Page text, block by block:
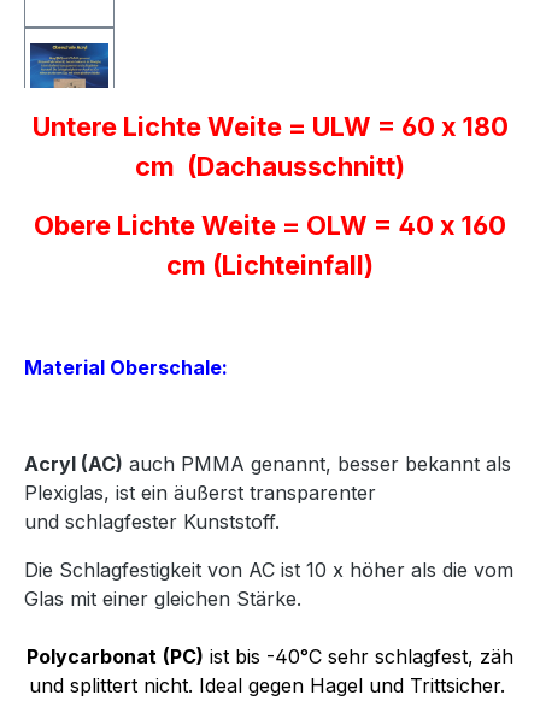
Untere Lichte Weite = ULW = 60 x 180
cm (Dachausschnitt)
Obere Lichte Weite = OLW = 40 x 160
cm (Lichteinfall)
Material Oberschale:
Acryl (AC) auch PMMA genannt, besser bekannt als
Plexiglas, ist ein äußerst transparenter
und schlagfester Kunststoff.
Die Schlagfestigkeit von AC ist 10 x höher als die vom
Glas mit einer gleichen Stärke.
Polycarbonat (PC) ist bis -40°C sehr schlagfest, zäh
und splittert nicht. Ideal gegen Hagel und Trittsicher.